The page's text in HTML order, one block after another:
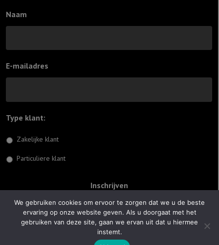
Naam
E-mailadres
Type klant:
Zakelijke klant
Particuliere klant
© 2026 Jiftach
Optimus Websites
We gebruiken cookies om ervoor te zorgen dat we u de beste
ervaring op onze website geven. Als u doorgaat met het
gebruiken van deze site, gaan we ervan uit dat u hiermee
instemt.